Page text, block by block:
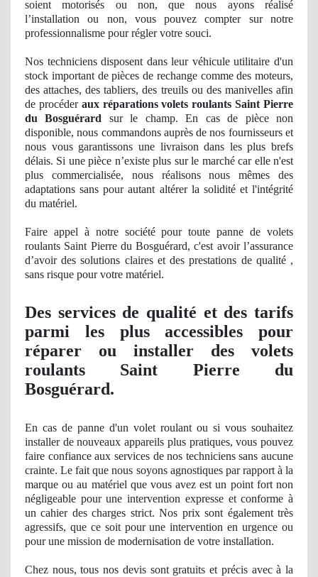
soient motorisés ou non, que nous ayons réalisé
l’installation ou non, vous pouvez compter sur notre
professionnalisme pour réglervotre souci.
Nos techniciens disposent dans leur véhicule utilitaire d'un
stock important de pièces de rechange comme des moteurs,
des attaches, des tabliers, des treuils ou des manivelles afin
de procéder aux réparations volets roulants Saint Pierre
du Bosguérard sur le champ. En cas de pièce non
disponible, nous commandons auprès de nos fournisseurs et
nous vous garantissons une livraison dans les plus brefs
délais. Si une pièce n’existe plus sur le marché car elle n'est
plus commercialisée, nous réalisons nous mêmes des
adaptations sans pour autant altérerla solidité et l'intégrité
du matériel.
Faire appel à notre société pour toute panne de volets
roulants Saint Pierre du Bosguérard, c'est avoir l’assurance
d’avoir des solutions claires et des prestations de qualité ,
sans risque pour votre matériel.
Des servicesde qualité et des tarifs
parmi les plus accessibles pour
réparer ou installer des volets
roulants Saint Pierre du
Bosguérard.
En cas de panne d'un volet roulant ou si vous souhaitez
installer de nouveaux appareils plus pratiques, vous pouvez
faire confiance aux services de nos techniciens sans aucune
crainte. Le fait que nous soyons agnostiques par rapport à la
marque ouau matériel que vous avez est un point fortnon
négligeable pour une intervention expresse et conforme à
un cahier des charges strict. Nos prix sont également très
agressifs, que ce soit pour une intervention en urgence ou
pour une mission de modernisation de votre installation.
Chez nous, tous nos devis sont gratuits et précis avec à la